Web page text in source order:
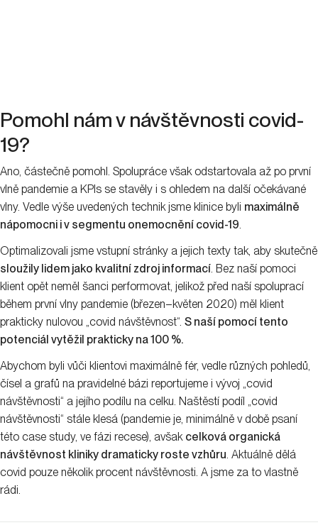
Pomohl nám v návštěvnosti covid-
19?
Ano, částečně pomohl. Spolupráce však odstartovala až po první
vlně pandemie a KPIs se stavěly i s ohledem na další očekávané
vlny. Vedle výše uvedených technik jsme klinice byli maximálně
nápomocni i v segmentu onemocnění covid-19.
Optimalizovali jsme vstupní stránky a jejich texty tak, aby skutečně
sloužily lidem jako kvalitní zdroj informací. Bez naší pomoci
klient opět neměl šanci performovat, jelikož před naší spoluprací
během první vlny pandemie (březen–květen 2020) měl klient
prakticky nulovou „covid návštěvnost“. S naší pomocí tento
potenciál vytěžil prakticky na 100 %.
Abychom byli vůči klientovi maximálně fér, vedle různých pohledů,
čísel a grafů na pravidelné bázi reportujeme i vývoj „covid
návštěvnosti“ a jejího podílu na celku. Naštěstí podíl „covid
návštěvnosti“ stále klesá (pandemie je, minimálně v době psaní
této case study, ve fázi recese), avšak celková organická
návštěvnost kliniky dramaticky roste vzhůru. Aktuálně dělá
covid pouze několik procent návštěvnosti. A jsme za to vlastně
rádi.